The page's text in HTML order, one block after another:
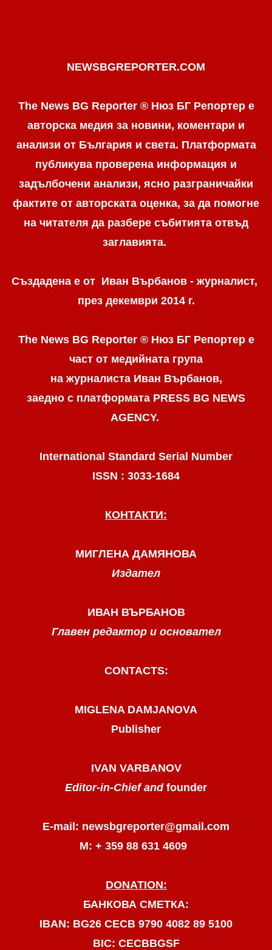
NEWSBGREPORTER.COM
The News BG Reporter ® Нюз БГ Репортер е
авторска медия за новини, коментари и
анализи от България и света. Платформата
публикува проверена информация и
задълбочени анализи, ясно разграничaйки
фактите от авторската оценка, за да помогне
на читателя да разбере събитията отвъд
заглавията.
Създадена е от Иван Върбанов - журналист,
през декември 2014 г.
The News BG Reporter ® Нюз БГ Репортере
част от медийната група
на журналиста Иван Върбанов,
заедно с платформата PRESS BG NEWS
AGENCY.
International Standard Serial Number
ISSN : 3033-1684
КОНТАКТИ:
МИГЛЕНА ДАМЯНОВА
Издател
ИВАН ВЪРБАНОВ
Главен редактор и основател
CONTACTS:
MIGLENA DAMJANOVA
Publisher
IVAN VARBANOV
Editor-in-Chief and founder
E-mail: newsbgreporter@gmail.com
М: + 359 88 631 4609
DONATION:
БАНКОВА СМЕТКА:
IBAN: BG26 CECB 9790 4082 89 5100
BIC: CECBBGSF